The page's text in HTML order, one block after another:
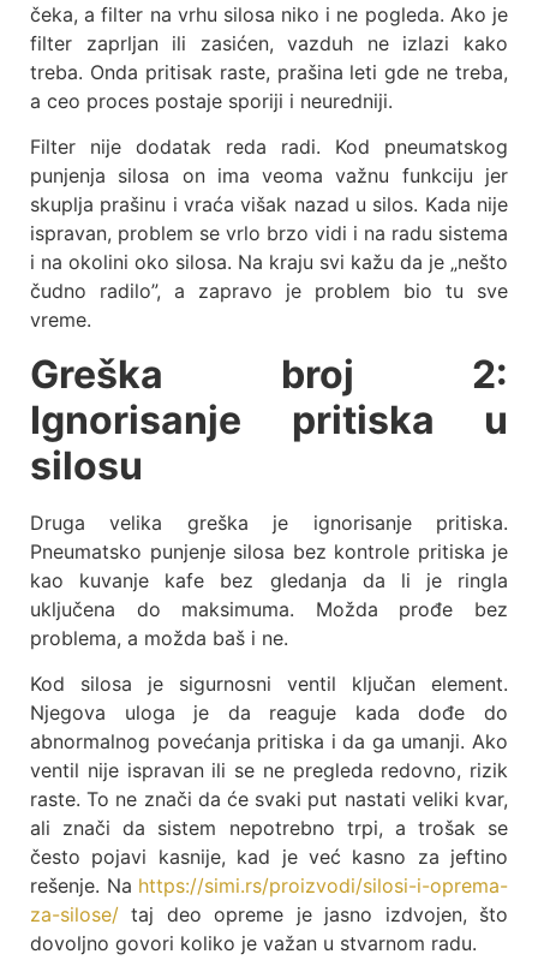
čeka, a filter na vrhu silosa niko i ne pogleda. Ako je
filter zaprljan ili zasićen, vazduh ne izlazi kako
treba. Onda pritisak raste, prašina leti gde ne treba,
a ceo proces postaje sporiji i neuredniji.
Filter nije dodatak reda radi. Kod pneumatskog
punjenja silosa on ima veoma važnu funkciju jer
skuplja prašinu i vraća višak nazad u silos. Kada nije
ispravan, problem se vrlo brzo vidi i na radu sistema
i na okolini oko silosa. Na kraju svi kažu da je „nešto
čudno radilo”, a zapravo je problem bio tu sve
vreme.
Greška broj 2:
Ignorisanje pritiska u
silosu
Druga velika greška je ignorisanje pritiska.
Pneumatsko punjenje silosa bez kontrole pritiska je
kao kuvanje kafe bez gledanja da li je ringla
uključena do maksimuma. Možda prođe bez
problema, a možda baš i ne.
Kod silosa je sigurnosni ventil ključan element.
Njegova uloga je da reaguje kada dođe do
abnormalnog povećanja pritiska i da ga umanji. Ako
ventil nije ispravan ili se ne pregleda redovno, rizik
raste. To ne znači da će svaki put nastati veliki kvar,
ali znači da sistem nepotrebno trpi, a trošak se
često pojavi kasnije, kad je već kasno za jeftino
rešenje. Na https://simi.rs/proizvodi/silosi-i-oprema-
za-silose/ taj deo opreme je jasno izdvojen, što
dovoljno govori koliko je važan u stvarnom radu.